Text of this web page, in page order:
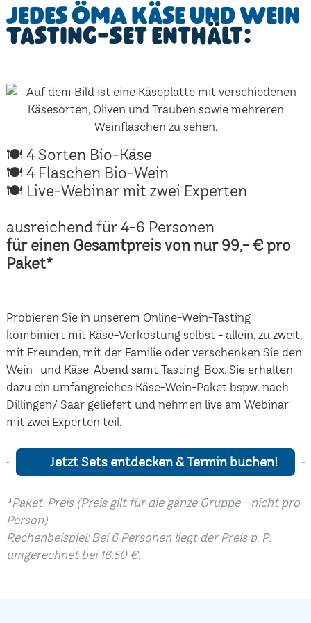
Jedes ÖMA Käse und Wein
Tasting-Set enthält:
🍽 4 Sorten Bio-Käse
🍽 4 Flaschen Bio-Wein
🍽 Live-Webinar mit zwei Experten
ausreichend für 4-6 Personen
für einen Gesamtpreis von nur 99,- € pro
Paket*
Probieren Sie in unserem Online-Wein-Tasting
kombiniert mit Käse-Verkostung selbst - allein, zu zweit,
mit Freunden, mit der Familie oder verschenken Sie den
Wein- und Käse-Abend samt Tasting-Box. Sie erhalten
dazu ein umfangreiches Käse-Wein-Paket bspw. nach
Dillingen/ Saar geliefert und nehmen live am Webinar
mit zwei Experten teil.
Jetzt Sets entdecken & Termin buchen!
*Paket-Preis (Preis gilt für die ganze Gruppe - nicht pro
Person)
Rechenbeispiel: Bei 6 Personen liegt der Preis p. P.
umgerechnet bei 16,50 €.